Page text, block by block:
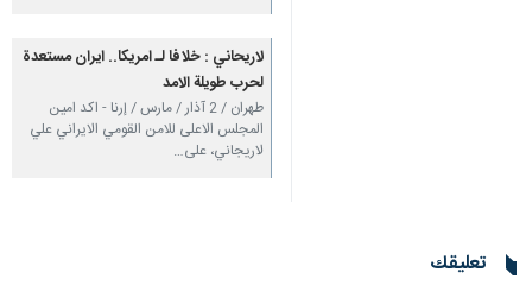
لاريحاني : خلافا لـ امريكا.. ايران مستعدة
لحرب طويلة الامد
طهران / 2 آذار / مارس / إرنا - اكد امين
المجلس الاعلى للامن القومي الايراني علي
لاريجاني، على…
تعليقك